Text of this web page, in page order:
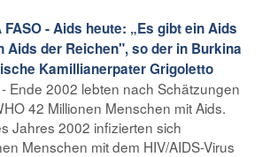
FASO - Aids heute: „Es gibt ein Aids
Aids der Reichen", so der in Burkina
Kamillianerpater Grigoletto
Ende 2002 lebten nach Schätzungen
42 Millionen Menschen mit Aids.
Jahres 2002 infizierten sich
Menschen mit dem HIV/AIDS-Virus